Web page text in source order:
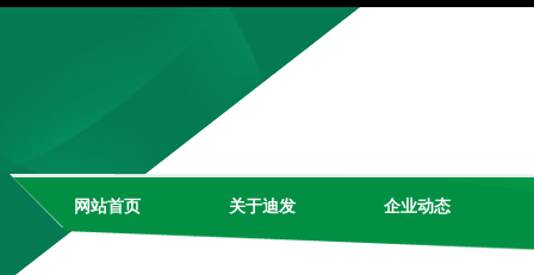
网站首页 关于迪发 企业动态